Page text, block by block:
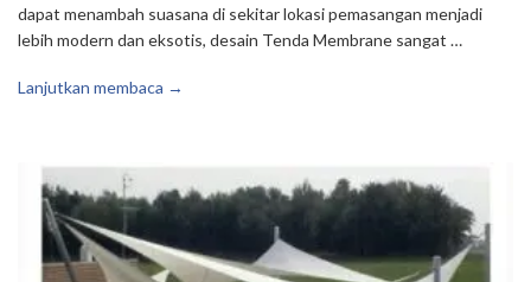
dapat menambah suasana di sekitar lokasi pemasangan menjadi
lebih modern dan eksotis, desain Tenda Membrane sangat …
Lanjutkan membaca →